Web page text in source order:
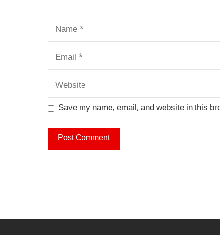
Name
Email
Website
Save my name, email, and website in this